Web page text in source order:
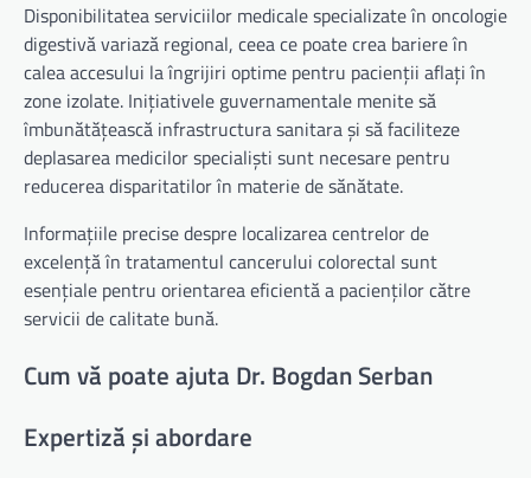
Disponibilitatea serviciilor medicale specializate în oncologie
digestivă variază regional, ceea ce poate crea bariere în
calea accesului la îngrijiri optime pentru pacienții aflați în
zone izolate. Inițiativele guvernamentale menite să
îmbunătățească infrastructura sanitara și să faciliteze
deplasarea medicilor specialiști sunt necesare pentru
reducerea disparitatilor în materie de sănătate.
Informațiile precise despre localizarea centrelor de
excelență în tratamentul cancerului colorectal sunt
esențiale pentru orientarea eficientă a pacienților către
servicii de calitate bună.
Cum vă poate ajuta Dr. Bogdan Serban
Expertiză și abordare